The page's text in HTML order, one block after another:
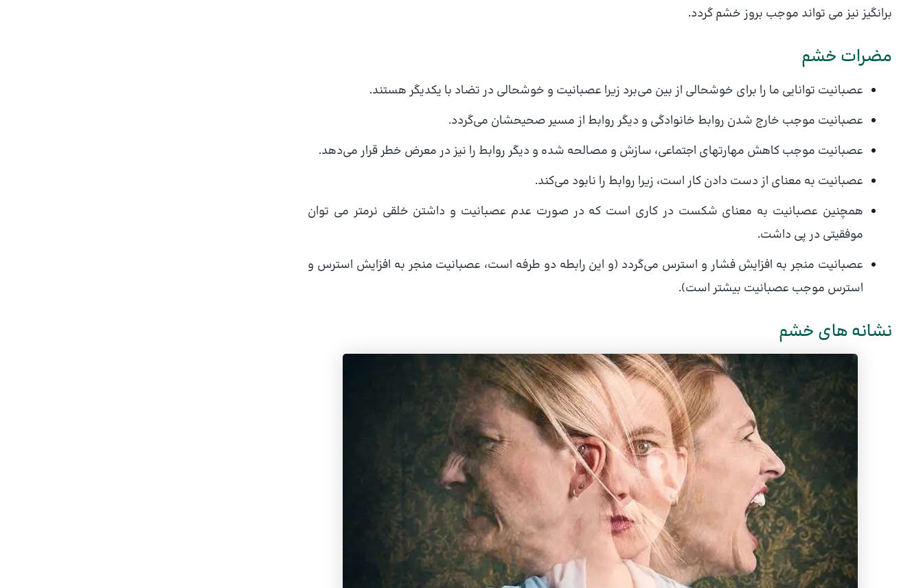
برانگیز نیز می تواند موجب بروز خشم گردد.
مضرات خشم
عصبانیت توانایی ما را برای خوشحالی از بین می‌برد زیرا عصبانیت و خوشحالی در تضاد با یكدیگر هستند.
عصبانیت موجب خارج شدن روابط خانوادگی و دیگر روابط از مسیر صحیحشان می‌گردد.
عصبانیت موجب كاهش مهارتهای اجتماعی، سازش و مصالحه شده و دیگر روابط را نیز در معرض خطر قرار می‌دهد.
عصبانیت به معنای از دست دادن كار است، زیرا روابط را نابود می‌كند.
همچنین عصبانیت به معنای شكست در كاری است كه در صورت عدم عصبانیت و داشتن خلقی نرمتر می توان
موفقیتی در پی داشت.
عصبانیت منجر به افزایش فشار و استرس می‌گردد (و این رابطه دو طرفه است، عصبانیت منجر به افزایش استرس و
استرس موجب عصبانیت بیشتر است).
نشانه های خشم